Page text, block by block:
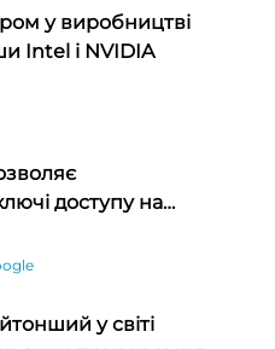
у виробництві
Intel і NVIDIA
доступу на
у світі